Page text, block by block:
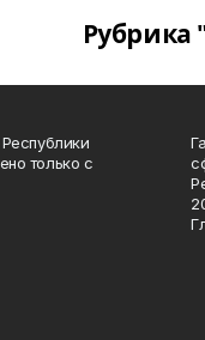
Рубрика
только с